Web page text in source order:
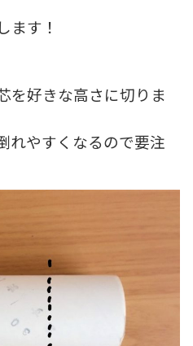
ます！
好きな高さに切りま
れやすくなるので要注